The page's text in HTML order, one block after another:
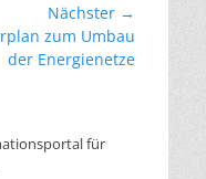
Nächster →
zum Umbau
der Energienetze
für